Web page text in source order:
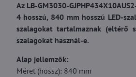
Az LB-GM3030-
4 hosszú, 840 mm hosszú LED-
szalagokat tartalmaznak (eltérő
szalagokat használ-e.
Alap jellemzők:
Méret (hossz): 840 mm